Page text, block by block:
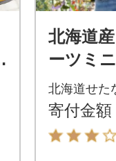
北海道
ーツミ
さんの
ビー 6kg
北海道せた
寄付金額